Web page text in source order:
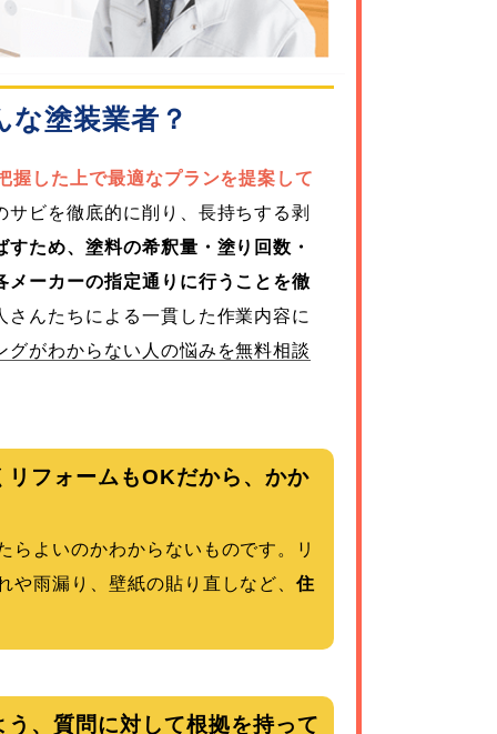
塗装業者？
握した上で最適なプランを提案して
ビを徹底的に削り、長持ちする剥
ため、塗料の希釈量・塗り回数・
ーカーの指定通りに行うことを徹
んたちによる一貫した作業内容に
グがわからない人の悩みを無料相談
フォームもOKだから、かか
らよいのかわからないものです。リ
や雨漏り、壁紙の貼り直しなど、住
、質問に対して根拠を持って